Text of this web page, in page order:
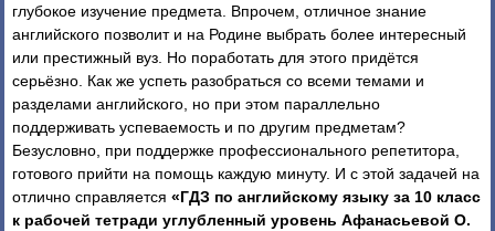
глубокое изучение предмета. Впрочем, отличное знание
английского позволит и на Родине выбрать более интересный
или престижный вуз. Но поработать для этого придётся
серьёзно. Как же успеть разобраться со всеми темами и
разделами английского, но при этом параллельно
поддерживать успеваемость и по другим предметам?
Безусловно, при поддержке профессионального репетитора,
готового прийти на помощь каждую минуту. И с этой задачей на
отлично справляется «ГДЗ по английскому языку за 10 класс
к рабочей тетради углубленный уровень Афанасьевой О.